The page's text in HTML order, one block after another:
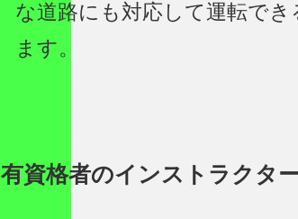
な道路にも対応して運転で
ます。
有資格者のインストラクタ